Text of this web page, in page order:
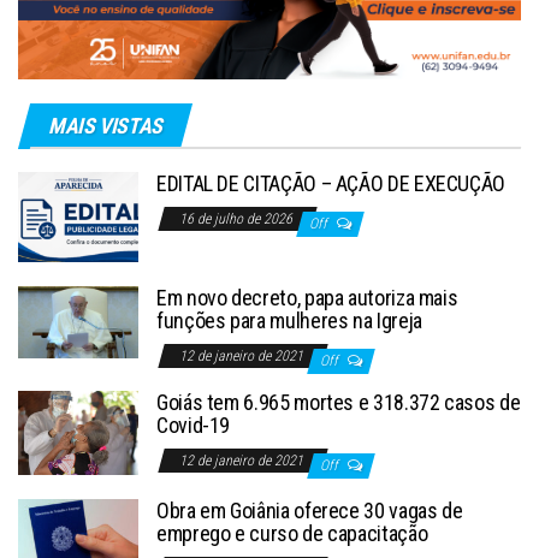
MAIS VISTAS
EDITAL DE CITAÇÃO – AÇÃO DE EXECUÇÃO
16 de julho de 2026 Off
Em novo decreto, papa autoriza mais
funções para mulheres na Igreja
12 de janeiro de 2021 Off
Goiás tem 6.965 mortes e 318.372 casos de
Covid-19
12 de janeiro de 2021 Off
Obra em Goiânia oferece 30 vagas de
emprego e curso de capacitação